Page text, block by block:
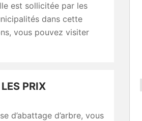
est sollicitée par les
dans cette
vous pouvez visiter
PRIX
d’abattage d’arbre, vous